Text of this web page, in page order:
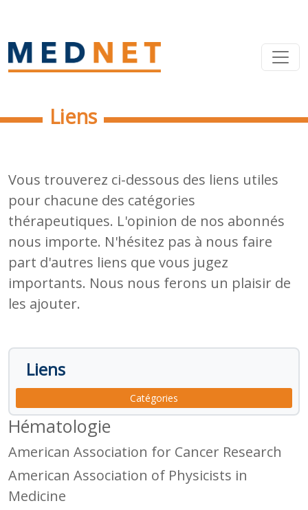
Liens
Vous trouverez ci-dessous des liens utiles
pour chacune des catégories
thérapeutiques. L'opinion de nos abonnés
nous importe. N'hésitez pas à nous faire
part d'autres liens que vous jugez
importants. Nous nous ferons un plaisir de
les ajouter.
Liens
Catégories
Hématologie
American Association for Cancer Research
American Association of Physicists in
Medicine